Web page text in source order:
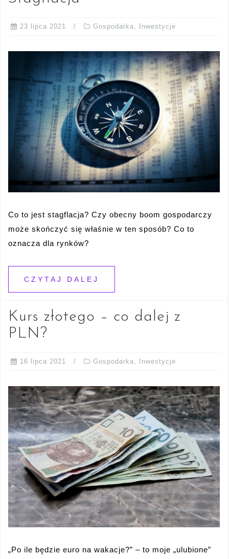
23 lipca 2021 Gospodarka Inwestycje
Co to jest stagflacja? Czy obecny boom gospodarczy
może skończyć się właśnie w ten sposób? Co to
oznacza dla rynków?
CZYTAJ DALEJ
Kurs złotego – co dalej z
PLN?
16 lipca 2021 Gospodarka Inwestycje
„Po ile będzie euro na wakacje?” – to moje „ulubione”